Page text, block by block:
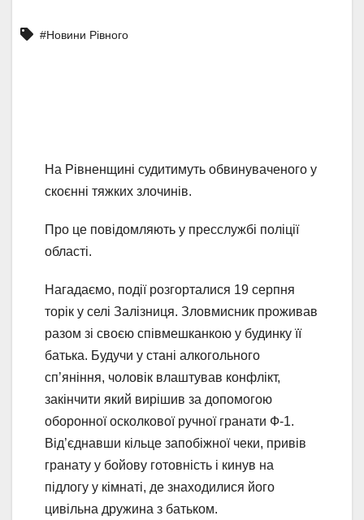
#Новини Рівного
На Рівненщині судитимуть обвинуваченого у
скоєнні тяжких злочинів.
Про це повідомляють у пресслужбі поліції
області.
Нагадаємо, події розгорталися 19 серпня
торік у селі Залізниця. Зловмисник проживав
разом зі своєю співмешканкою у будинку її
батька. Будучи у стані алкогольного
сп’яніння, чоловік влаштував конфлікт,
закінчити який вирішив за допомогою
оборонної осколкової ручної гранати Ф-1.
Від’єднавши кільце запобіжної чеки, привів
гранату у бойову готовність і кинув на
підлогу у кімнаті, де знаходилися його
цивільна дружина з батьком.